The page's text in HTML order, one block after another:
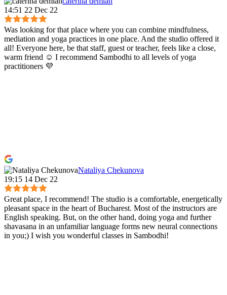
14:51 22 Dec 22
Was looking for that place where you can combine mindfulness,
mediation and yoga practices in one place. And the studio offered it
all! Everyone here, be that staff, guest or teacher, feels like a close,
warm friend ☺️ I recommend Sambodhi to all levels of yoga
practitioners 💜
Nataliya Chekunova
19:15 14 Dec 22
Great place, I recommend! The studio is a comfortable, energetically
pleasant space in the heart of Bucharest. Most of the instructors are
English speaking. But, on the other hand, doing yoga and further
shavasana in an unfamiliar language forms new neural connections
in you;) I wish you wonderful classes in Sambodhi!